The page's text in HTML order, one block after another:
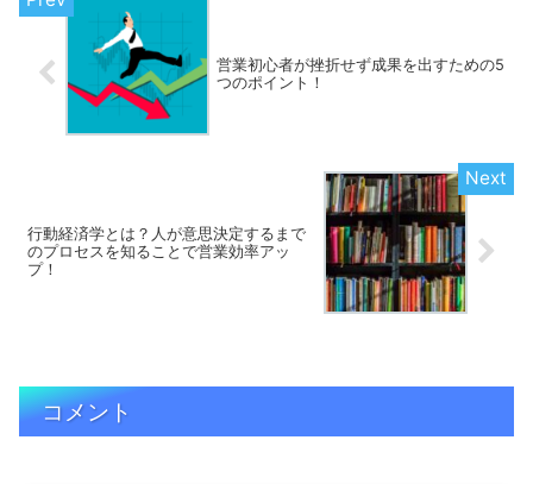
営業初心者が挫折せず成果を出すための5
つのポイント！
行動経済学とは？人が意思決定するまで
のプロセスを知ることで営業効率アッ
プ！
コメント